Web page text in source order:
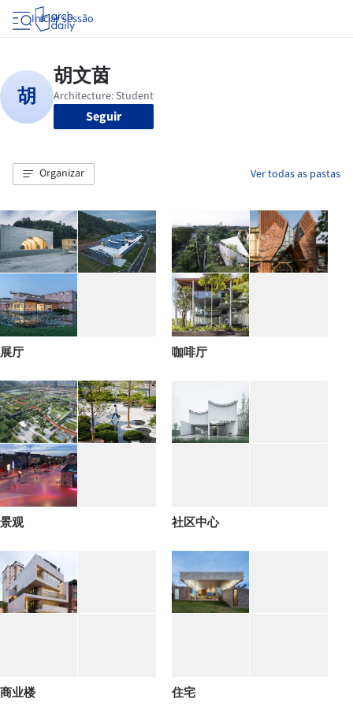
Iniciar sessão
Seguir
Organizar Ver todas as pastas
展厅 咖啡厅
景观 社区中心
商业楼 住宅